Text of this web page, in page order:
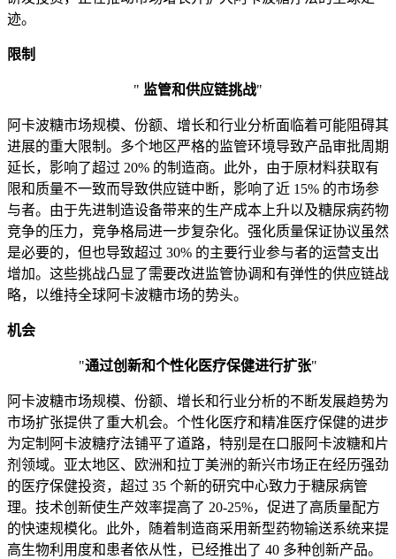
迹。
限制
" 监管和供应链挑战"
阿卡波糖市场规模、份额、增长和行业分析面临着可能阻碍其
进展的重大限制。多个地区严格的监管环境导致产品审批周期
延长，影响了超过 20% 的制造商。此外，由于原材料获取有
限和质量不一致而导致供应链中断，影响了近 15% 的市场参
与者。由于先进制造设备带来的生产成本上升以及糖尿病药物
竞争的压力，竞争格局进一步复杂化。强化质量保证协议虽然
是必要的，但也导致超过 30% 的主要行业参与者的运营支出
增加。这些挑战凸显了需要改进监管协调和有弹性的供应链战
略，以维持全球阿卡波糖市场的势头。
机会
"通过创新和个性化医疗保健进行扩张"
阿卡波糖市场规模、份额、增长和行业分析的不断发展趋势为
市场扩张提供了重大机会。个性化医疗和精准医疗保健的进步
为定制阿卡波糖疗法铺平了道路，特别是在口服阿卡波糖和片
剂领域。亚太地区、欧洲和拉丁美洲的新兴市场正在经历强劲
的医疗保健投资，超过 35 个新的研究中心致力于糖尿病管
理。技术创新使生产效率提高了 20-25%，促进了高质量配方
的快速规模化。此外，随着制造商采用新型药物输送系统来提
高生物利用度和患者依从性，已经推出了 40 多种创新产品。